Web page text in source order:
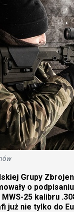
Grupy
o
25 kalibru
już nie tylko do